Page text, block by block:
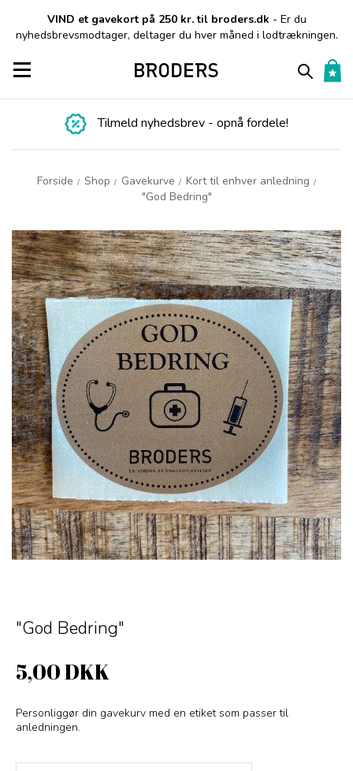
VIND et gavekort på 250 kr. til broders.dk - Er du
nyhedsbrevsmodtager, deltager du hver måned i lodtrækningen.
Toggle navigation
Tilmeld nyhedsbrev - opnå fordele!
Forside / Shop / Gavekurve / Kort til enhver anledning /
"God Bedring"
"God Bedring"
5,00 DKK
Personliggør din gavekurv med en etiket som passer til
anledningen.